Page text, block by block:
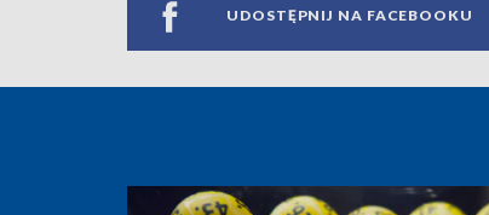
UDOSTĘPNIJ NA FACEBOOKU